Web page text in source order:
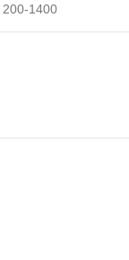
200-1400